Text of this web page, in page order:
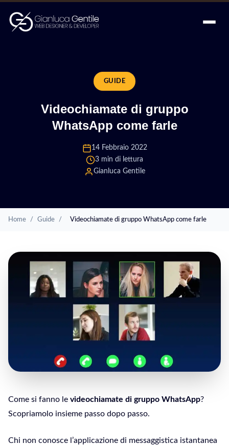
GUIDE
Videochiamate di gruppo
WhatsApp come farle
14 Febbraio 2022
3 min di lettura
Gianluca Gentile
Home / Guide / Videochiamate di gruppo WhatsApp come farle
Come si fanno le videochiamate di gruppo WhatsApp?
Scopriamolo insieme passo dopo passo.
Chi non conosce l’applicazione di messaggistica istantanea